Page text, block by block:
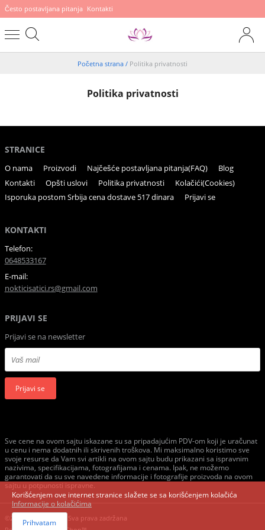
Često postavljana pitanja Kontakti
Početna strana / Politika privatnosti
Politika privatnosti
STRANICE
O nama Proizvodi Najčešće postavljana pitanja(FAQ)
Blog
Kontakti
Opšti uslovi Politika privatnosti
Kolačići(Cookies)
Isporuka postom Srbija cena dostave 517 dinara
Prijavi se
KONTAKTI
Telefon:
0648533167
E-mail:
nokticisatici.rs@gmail.com
PRIJAVI SE
Prijavi se na newsletter
Prijavi se
Sve cene na ovom sajtu iskazane su sa pripadajućim PDV-om koji je uračunat
u cenu i nema dodatnih ili skrivenih troškova. Mi maksimalno koristimo sve
svoje resurse da Vam svi artikli na ovom sajtu budu prikazani sa ispravnim
nazivima, specifikacijama, fotografijama i cenama. Ipak, ne možemo
garantovati da su sve navedene informacije i fotografije proizvoda na ovom
sajtu u potpunosti ispravne.
©2020 GombaShop, Sva prava zadržana
Korišćenjem ove internet stranice slažete se sa korišćenjem kolačića
Informacije o kolačićima
Prihvatam